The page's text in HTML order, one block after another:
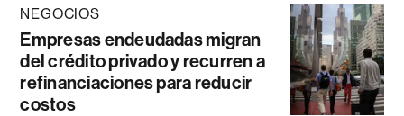
NEGOCIOS
Empresas endeudadas migran
del crédito privado y recurren a
refinanciaciones para reducir
costos